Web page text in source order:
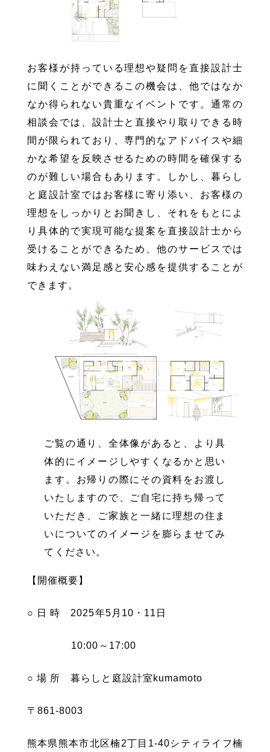
お客様が持っている理想や疑問を直接設計士
に聞くことができるこの機会は、他ではなか
なか得られない貴重なイベントです。通常の
相談会では、設計士と直接やり取りできる時
間が限られており、専門的なアドバイスや細
かな希望を反映させるための時間を確保する
のが難しい場合もあります。しかし、暮らし
と庭設計室ではお客様に寄り添い、お客様の
理想をしっかりとお聞きし、それをもとによ
り具体的で実現可能な提案を直接設計士から
受けることができるため、他のサービスでは
味わえない満足感と安心感を提供することが
できます。
ご覧の通り、全体像があると、より具
体的にイメージしやすくなるかと思い
ます。お帰りの際にその資料をお渡し
いたしますので、ご自宅に持ち帰って
いただき、ご家族と一緒に理想の住ま
いについてのイメージを膨らませてみ
てください。
【開催概要】
○ 日 時 2025年5月10・11日
10:00～17:00
○ 場 所 暮らしと庭設計室kumamoto
〒861-8003
熊本県熊本市北区楠2丁目1-40シティライフ楠